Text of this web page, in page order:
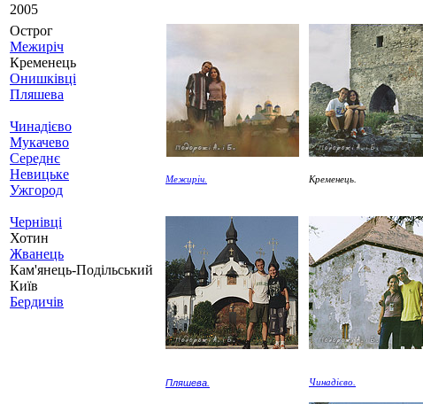
2005
Острог
Межиріч
Кременець
Онишківці
Пляшева
Чинадієво
Мукачево
Середнє
Невицьке
Ужгород
Чернівці
Хотин
Жванець
Кам'янець-Подільський
Київ
Бердичів
Межиріч. Кременець.
Пляшева. Чинадієво.